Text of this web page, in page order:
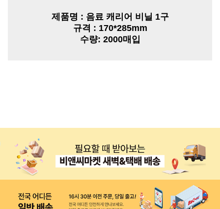
제품명 : 음료 캐리어 비닐 1구
규격 : 170*285mm
수량: 2000매입